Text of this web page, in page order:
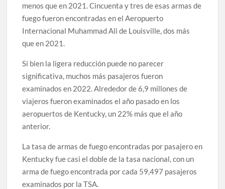
menos que en 2021. Cincuenta y tres de esas armas de
fuego fueron encontradas en el Aeropuerto
Internacional Muhammad Ali de Louisville, dos más
que en 2021.
Si bien la ligera reducción puede no parecer
significativa, muchos más pasajeros fueron
examinados en 2022. Alrededor de 6,9 millones de
viajeros fueron examinados el año pasado en los
aeropuertos de Kentucky, un 22% más que el año
anterior.
La tasa de armas de fuego encontradas por pasajero en
Kentucky fue casi el doble de la tasa nacional, con un
arma de fuego encontrada por cada 59,497 pasajeros
examinados por la TSA.